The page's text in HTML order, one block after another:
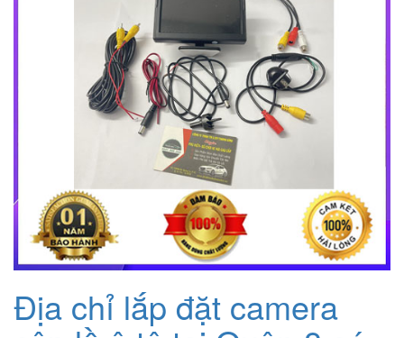
Địa chỉ lắp đặt camera